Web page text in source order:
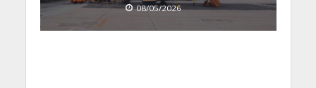
08/05/2026